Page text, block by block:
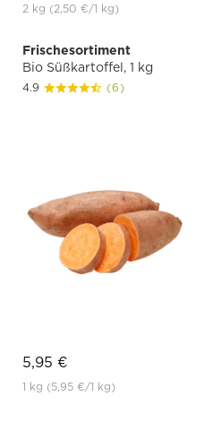
2 kg (2,50 €/1 kg)
Frischesortiment
Bio Süßkartoffel, 1 kg
4.9 (6)
5,95 €
1 kg (5,95 €/1 kg)